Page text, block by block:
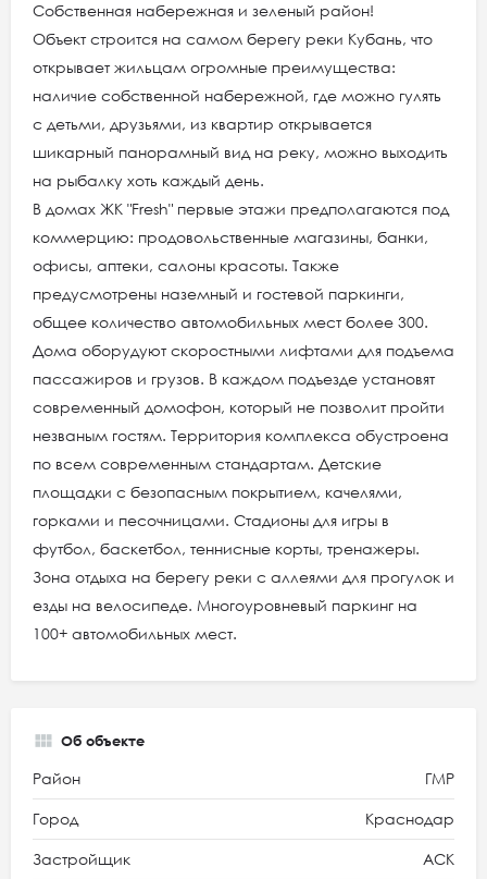
Собственная набережная и зеленый район!
Объект строится на самом берегу реки Кубань, что
открывает жильцам огромные преимущества:
наличие собственной набережной, где можно гулять
с детьми, друзьями, из квартир открывается
шикарный панорамный вид на реку, можно выходить
на рыбалку хоть каждый день.
В домах ЖК "Fresh" первые этажи предполагаются под
коммерцию: продовольственные магазины, банки,
офисы, аптеки, салоны красоты. Также
предусмотрены наземный и гостевой паркинги,
общее количество автомобильных мест более 300.
Дома оборудуют скоростными лифтами для подъема
пассажиров и грузов. В каждом подъезде установят
современный домофон, который не позволит пройти
незваным гостям. Территория комплекса обустроена
по всем современным стандартам. Детские
площадки с безопасным покрытием, качелями,
горками и песочницами. Стадионы для игры в
футбол, баскетбол, теннисные корты, тренажеры.
Зона отдыха на берегу реки с аллеями для прогулок и
езды на велосипеде. Многоуровневый паркинг на
100+ автомобильных мест.
Об объекте
Район ГМР
Город Краснодар
Застройщик АСК